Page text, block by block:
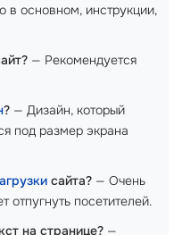
в основном, инструкции,
— Рекомендуется
? — Дизайн, который
под размер экрана
сайта? — Очень
посетителей.
на странице? —